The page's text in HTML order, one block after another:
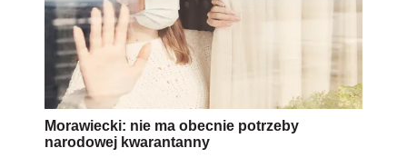
Morawiecki: nie ma obecnie potrzeby
narodowej kwarantanny